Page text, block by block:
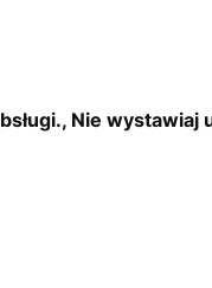
Nie wystawiaj